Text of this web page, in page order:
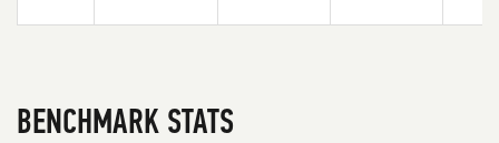
BENCHMARK STATS